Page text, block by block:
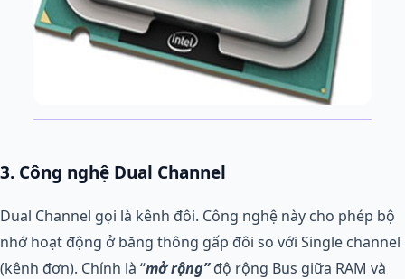
3. Công nghệ Dual Channel
Dual Channel gọi là kênh đôi. Công nghệ này cho phép bộ
nhớ hoạt động ở băng thông gấp đôi so với Single channel
(kênh đơn). Chính là “mở rộng”độ rộng Bus giữa RAM và